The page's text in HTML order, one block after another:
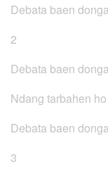
Debata baen
2
Debata baen
Ndang tarbahen
Debata baen
3